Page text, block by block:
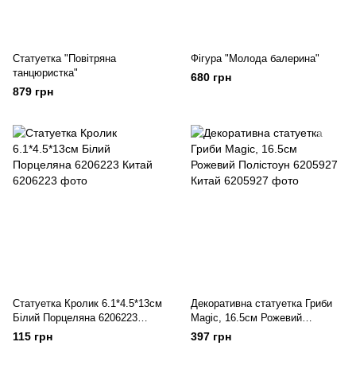
Статуетка "Повітряна
танцюристка"
879 грн
Фігура "Молода балерина"
680 грн
Статуетка Кролик 6.1*4.5*13см
Білий Порцеляна 6206223
Китай
115 грн
Декоративна статуетка Гриби
Magic, 16.5см Рожевий
Полістоун 6205927 Китай
397 грн